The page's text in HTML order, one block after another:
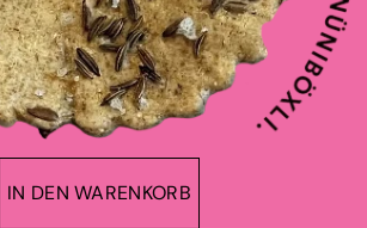
IN DEN WARENKORB